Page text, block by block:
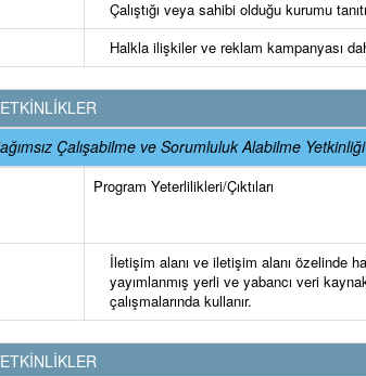
Çalıştığı veya sahibi olduğu kurumu
Halkla ilişkiler ve reklam kampanyası
Çalışabilme ve Sorumluluk Alabilme Yetkinliği
Program Yeterlilikleri/Çıktıları
İletişim alanı ve iletişim alanı özelinde
yayımlanmış yerli ve yabancı veri
çalışmalarında kullanır.